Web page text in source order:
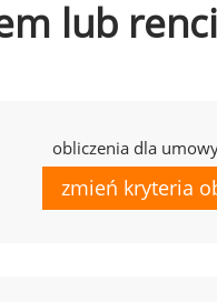
lub
obliczenia dla
zmień kryteria